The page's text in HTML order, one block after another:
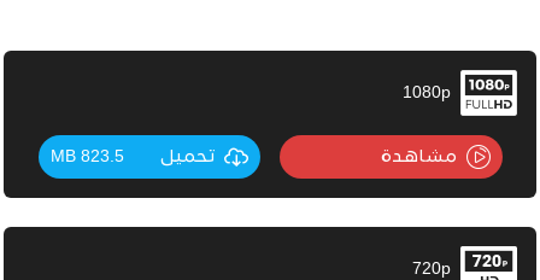
1080p
مشاهدة تحميل 823.5 MB
720p